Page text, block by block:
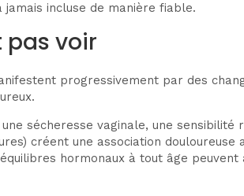
incluse de manière fiable.
pas voir
progressivement par des
sécheresse vaginale, une sensibilité
créent une association douloureuse
hormonaux à tout âge